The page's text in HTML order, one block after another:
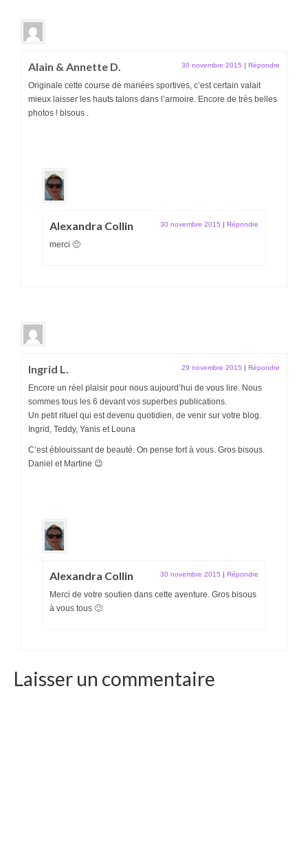
Alain & Annette D. 30 novembre 2015 | Répondre
Originale cette course de mariées sportives, c’est certain valait
mieux laisser les hauts talons dans l’armoire. Encore de très belles
photos ! bisous .
Alexandra Collin 30 novembre 2015 | Répondre
merci 🙂
Ingrid L. 29 novembre 2015 | Répondre
Encore un réel plaisir pour nous aujourd’hui de vous lire. Nous
sommes tous les 6 devant vos superbes publications.
Un petit rituel qui est devenu quotidien, de venir sur votre blog.
Ingrid, Teddy, Yanis et Louna
C’est éblouissant de beauté. On pense fort à vous. Gros bisous.
Daniel et Martine 😉
Alexandra Collin 30 novembre 2015 | Répondre
Merci de votre soutien dans cette aventure. Gros bisous
à vous tous 🙂
Laisser un commentaire